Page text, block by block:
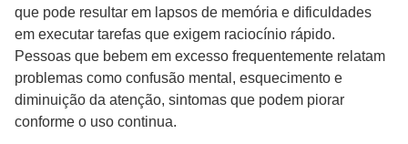
que pode resultar em lapsos de memória e dificuldades
em executar tarefas que exigem raciocínio rápido.
Pessoas que bebem em excesso frequentemente relatam
problemas como confusão mental, esquecimento e
diminuição da atenção, sintomas que podem piorar
conforme o uso continua.